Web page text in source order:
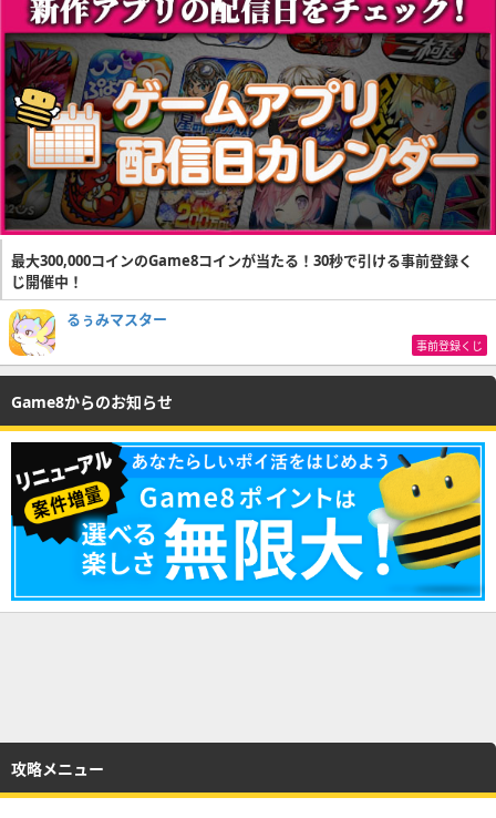
最大300,000コインのGame8コインが当たる！30秒で引ける事前登録く
じ開催中！
るぅみマスター
事前登録くじ
Game8からのお知らせ
攻略メニュー